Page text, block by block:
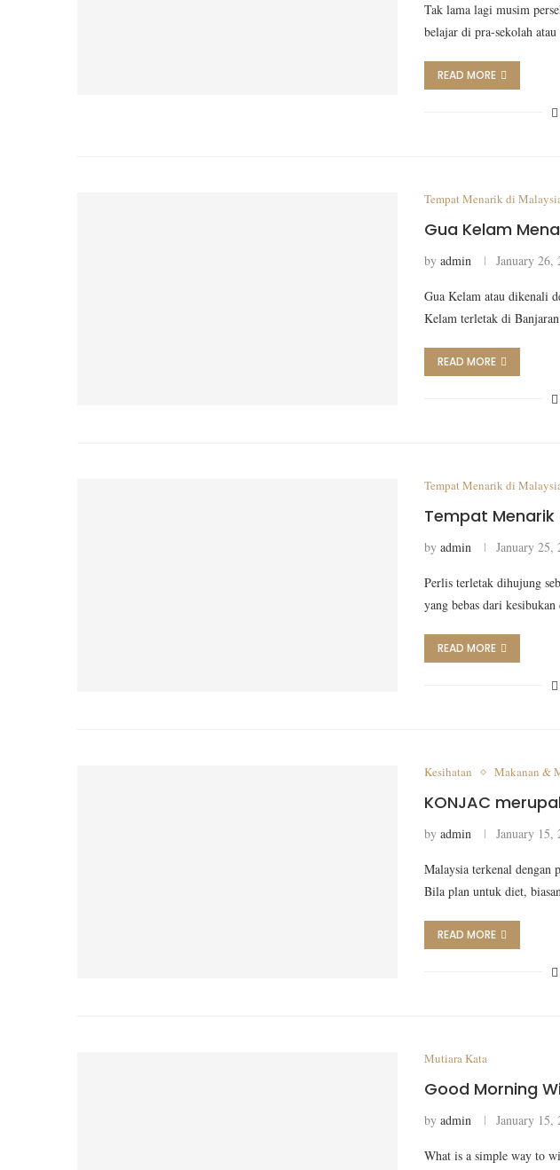
Tak lama lagi musim
belajar di pra-sekolah
READ MORE
Tempat Menarik di
Gua Kelam
by admin January 26,
Gua Kelam atau dikenali
Kelam terletak di
READ MORE
Tempat Menarik di
Tempat Menarik
by admin January 25,
Perlis terletak dihujung
yang bebas dari
READ MORE
Kesihatan Makanan &
KONJAC
by admin January 15,
Malaysia terkenal dengan
Bila plan untuk diet,
READ MORE
Mutiara Kata
Good Morning
by admin January 15,
What is a simple way to